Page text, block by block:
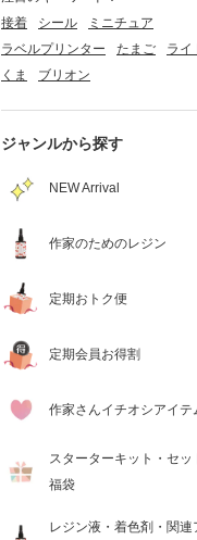
接着
シール
ミニチュア
ラベルプリンター
たまご
ライ
くま
ブリオン
ジャンルから探す
NEW Arrival
作家のためのレジン
定期おトク便
定期会員お得割
作家さんイチオシアイテ
スターターキット・セッ
福袋
レジン液・着色剤・関連